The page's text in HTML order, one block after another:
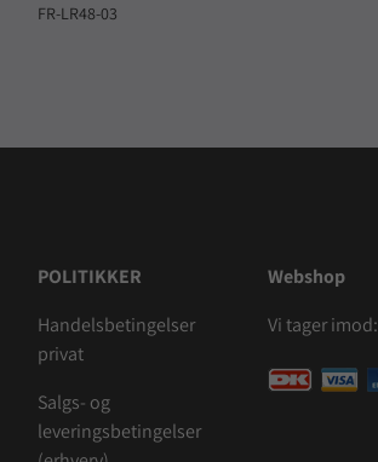
FR-LR48-03
POLITIKKER
Handelsbetingelser
privat
Salgs- og
leveringsbetingelser
Webshop
Vi tager imod: